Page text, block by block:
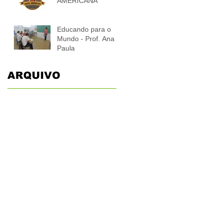
Educando para o
Mundo - Prof. Ana
Paula
ARQUIVO